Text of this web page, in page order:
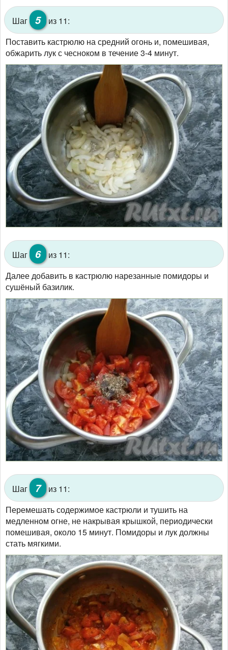
Шаг 5
из 11:
Поставить кастрюлю на средний огонь и, помешивая,
обжарить лук с чесноком в течение 3-4 минут.
Шаг 6
из 11:
Далее добавить в кастрюлю нарезанные помидоры и
сушёный базилик.
Шаг 7
из 11:
Перемешать содержимое кастрюли и тушить на
медленном огне, не накрывая крышкой, периодически
помешивая, около 15 минут. Помидоры и лук должны
стать мягкими.